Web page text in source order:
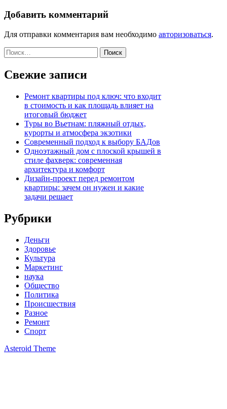
Добавить комментарий
Для отправки комментария вам необходимо авторизоваться.
Найти:
Свежие записи
Ремонт квартиры под ключ: что входит
в стоимость и как площадь влияет на
итоговый бюджет
Туры во Вьетнам: пляжный отдых,
курорты и атмосфера экзотики
Современный подход к выбору БАДов
Одноэтажный дом с плоской крышей в
стиле фахверк: современная
архитектура и комфорт
Дизайн-проект перед ремонтом
квартиры: зачем он нужен и какие
задачи решает
Рубрики
Деньги
Здоровье
Культура
Маркетинг
наука
Общество
Политика
Происшествия
Разное
Ремонт
Спорт
Asteroid Theme